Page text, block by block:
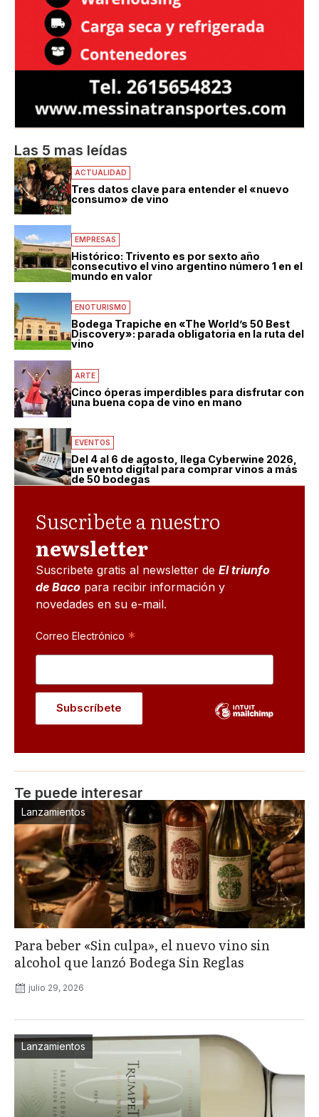
Las 5 mas leídas
ACTUALIDAD
Tres datos clave para entender el «nuevo
consumo» de vino
EMPRESAS
Histórico: Trivento es por sexto año
consecutivo el vino argentino número 1 en el
mundo en valor
ENOTURISMO
Bodega Trapiche en «The World’s 50 Best
Discovery»: parada obligatoria en la ruta del
vino
ARTE
Cinco óperas imperdibles para disfrutar con
una buena copa de vino en mano
EVENTOS
Del 4 al 6 de agosto, llega Cyberwine 2026,
un evento digital para comprar vinos a más
de 50 bodegas
Suscribete a nuestro
newsletter
Suscribete gratis al newsletter de El triunfo
de Baco para recibir información y
novedades en su e-mail.
Correo Electrónico *
Te puede interesar
Lanzamientos
Para beber «Sin culpa», el nuevo vino sin
alcohol que lanzó Bodega Sin Reglas
julio 29, 2026
Lanzamientos